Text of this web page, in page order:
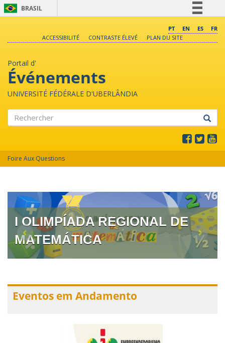
BRASIL
Comunica BR
PT EN ES
FR
ACCESSIBILITÉ
CONTRASTE ÉLEVÉ PLAN DU SITE
Portail d'
Événements
UNIVERSITÉ FÉDÉRALE D'UBERLÂNDIA
Foire Aux Questions
I OLIMPÍADA REGIONAL DE
MATEMÁTICA
Eventos em Andamento